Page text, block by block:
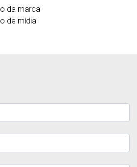
da marca
de mídia